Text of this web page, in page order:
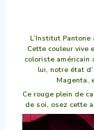
L’Institut Pantone
Cette couleur vive
coloriste américain
lui, notre état
Magenta,
Ce rouge plein de
de soi, osez cette